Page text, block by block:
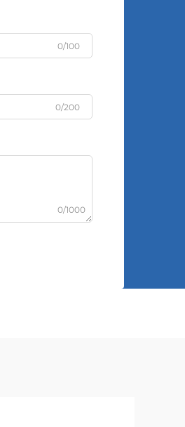
0/100
0/200
0/1000